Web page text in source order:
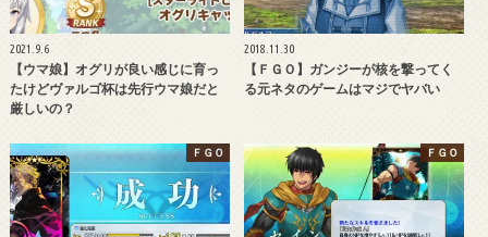
2021.9.6
【ウマ娘】オグリが良い感じに育っ
たけどヴァルゴ杯は先行ウマ娘だと
厳しいの？
2018.11.30
【ＦＧＯ】ガンジーが核を撃ってく
る元ネタのゲームはマジでヤバい
ＦＧＯ ＦＧＯ